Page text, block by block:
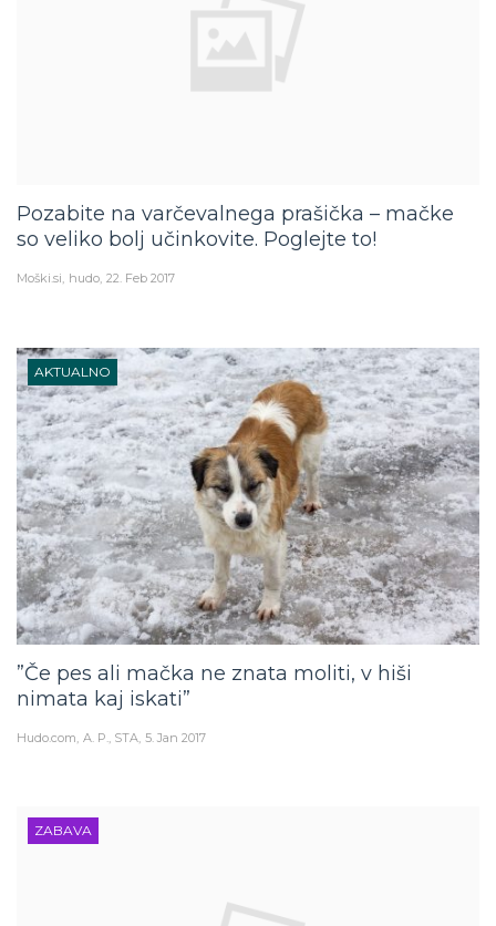
Pozabite na varčevalnega prašička – mačke
so veliko bolj učinkovite. Poglejte to!
Moški.si hudo 22. Feb 2017
AKTUALNO
”Če pes ali mačka ne znata moliti, v hiši
nimata kaj iskati”
Hudo.com A. P., STA 5. Jan 2017
ZABAVA